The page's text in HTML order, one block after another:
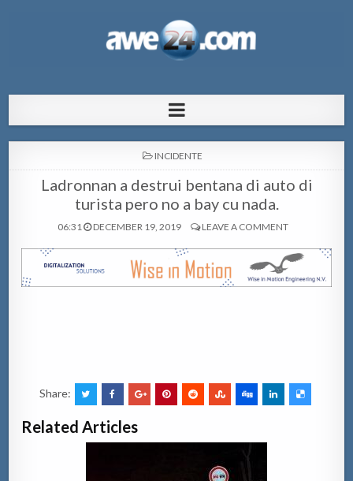
pa Aruba
POSTED
INCIDENTE
Ladronnan a destrui bentana di auto di
turista pero no a bay cu nada.
06:31 DECEMBER 19, 2019 LEAVE A COMMENT
Share:
Related Articles